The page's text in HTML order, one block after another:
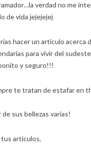
verdad no me
de vida jejejejej
hacer un articulo acerca
para vivir del
y seguro!!!
te tratan de estafar en
de sus bellezas varias!
tus articulos,